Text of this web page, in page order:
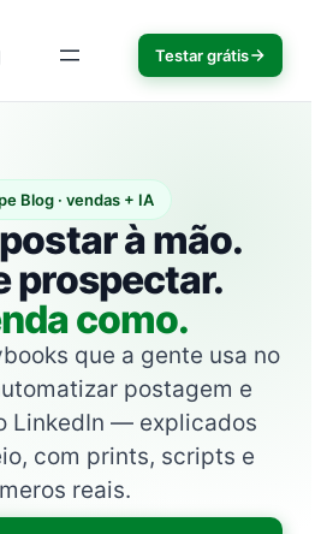
Testar grátis
Blog · vendas + IA
à mão.
prospectar.
como.
que a gente usa no
postagem e
LinkedIn — explicados
com prints, scripts e
reais.